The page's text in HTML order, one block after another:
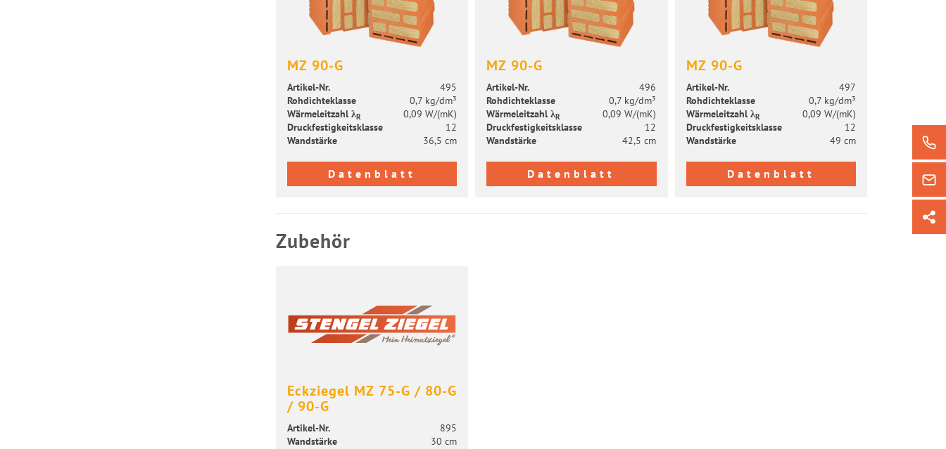
MZ 90-G
Artikel-​Nr.
495
Roh­dich­te­klas­se
0,7 kg/dm³
Wär­me­leit­zahl λR
0,09 W/(mK)
Druck­fes­tig­keits­klas­se
12
Wand­stär­ke
36,5 cm
Datenblatt
MZ 90-G
Artikel-​Nr.
496
Roh­dich­te­klas­se
0,7 kg/dm³
Wär­me­leit­zahl λR
0,09 W/(mK)
Druck­fes­tig­keits­klas­se
12
Wand­stär­ke
42,5 cm
Datenblatt
MZ 90-G
Artikel-​Nr.
497
Roh­dich­te­klas­se
0,7 kg/dm³
Wär­me­leit­zahl λR
0,09 W/(mK)
Druck­fes­tig­keits­klas­se
12
Wand­stär­ke
49 cm
Datenblatt
Zubehör
Eck­zie­gel MZ 75-G / 80-G
/ 90-G
Artikel-​Nr.
895
Wand­stär­ke
30 cm